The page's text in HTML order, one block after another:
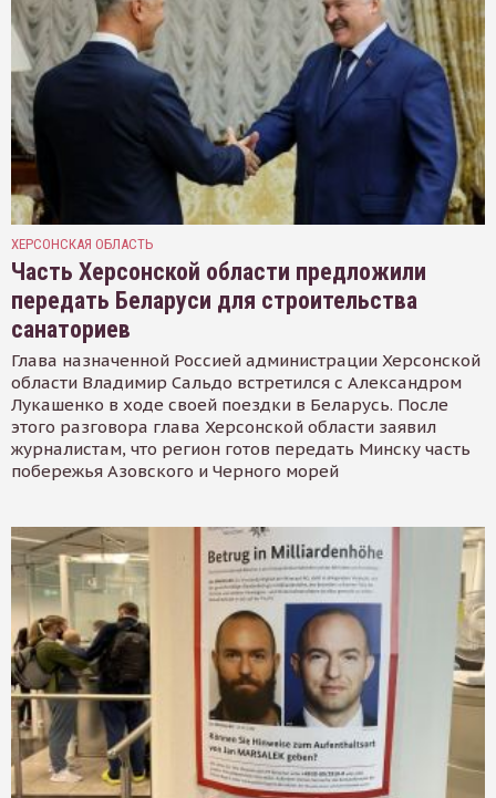
ХЕРСОНСКАЯ ОБЛАСТЬ
Часть Херсонской области предложили
передать Беларуси для строительства
санаториев
Глава назначенной Россией администрации Херсонской
области Владимир Сальдо встретился с Александром
Лукашенко в ходе своей поездки в Беларусь. После
этого разговора глава Херсонской области заявил
журналистам, что регион готов передать Минску часть
побережья Азовского и Черного морей